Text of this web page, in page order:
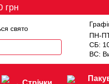
грн
свято
ПН-
СБ:
ВС: